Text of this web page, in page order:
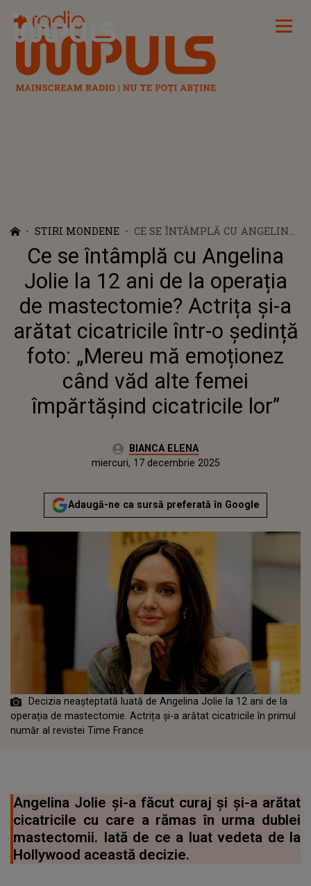
Radio Impuls
STIRI MONDENE
CE SE ÎNTÂMPLĂ CU ANGELINA
JOLIE LA 12 ANI DE LA
OPERAȚIA DE MASTECTOMIE?
ACTRIȚA ȘI-A ARĂTAT
CICATRICILE ÎNTR-O ȘEDINȚĂ
FOTO: „MEREU MĂ EMOȚIONEZ
CÂND VĂD ALTE FEMEI
ÎMPĂRTĂŞIND CICATRICILE
Ce se întâmplă cu Angelina
Jolie la 12 ani de la operația
de mastectomie? Actrița și-a
arătat cicatricile într-o ședință
foto: „Mereu mă emoționez
când văd alte femei
împărtăşind cicatricile lor”
Autor:BIANCA ELENA
Publicat:
miercuri, 17 decembrie 2025
Adaugă-ne ca sursă preferată în Google
Decizia neașteptată luată de Angelina Jolie la 12 ani de la
operația de mastectomie. Actrița și-a arătat cicatricile în primul
număr al revistei Time France
Angelina Jolie și-a făcut curaj și și-a arătat
cicatricile cu care a rămas în urma dublei
mastectomii. Iată de ce a luat vedeta de la
Hollywood această decizie.